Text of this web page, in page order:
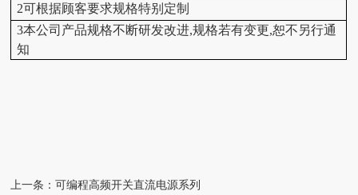
2可根据顾客要求规格特别定制
3本公司产品规格不断研发改进,规格若有变更,恕不另行通
知
上一条：可编程高频开关直流电源系列